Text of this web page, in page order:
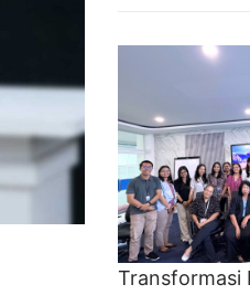
Transformasi